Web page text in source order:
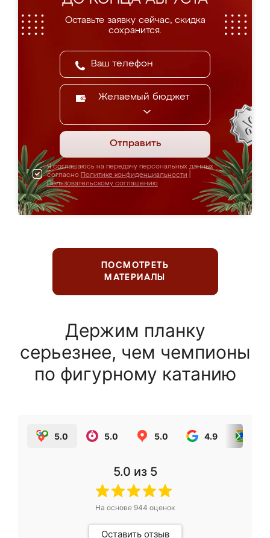
Оставьте заявку сейчас, скидка
сохранится.
Желаемый бюджет
Отправить
Я соглашаюсь на передачу персональных данных
согласно Политике конфиденциальности
Пользовательскому соглашению
ПОСМОТРЕТЬ
МАТЕРИАЛЫ
Держим планку
серьезнее, чем чемпионы
по фигурному катанию
5.0 5.0 5.0 4.9
5.0 из 5
На основе 944 оценок
Оставить отзыв